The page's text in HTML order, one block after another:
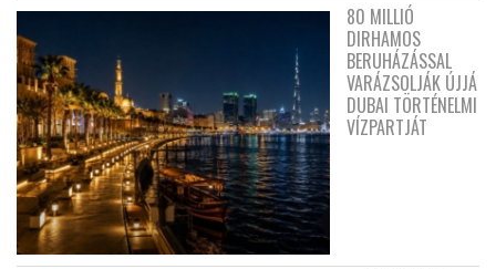
80 MILLIÓ
DIRHAMOS
BERUHÁZÁSSAL
VARÁZSOLJÁK ÚJJÁ
DUBAI TÖRTÉNELMI
VÍZPARTJÁT